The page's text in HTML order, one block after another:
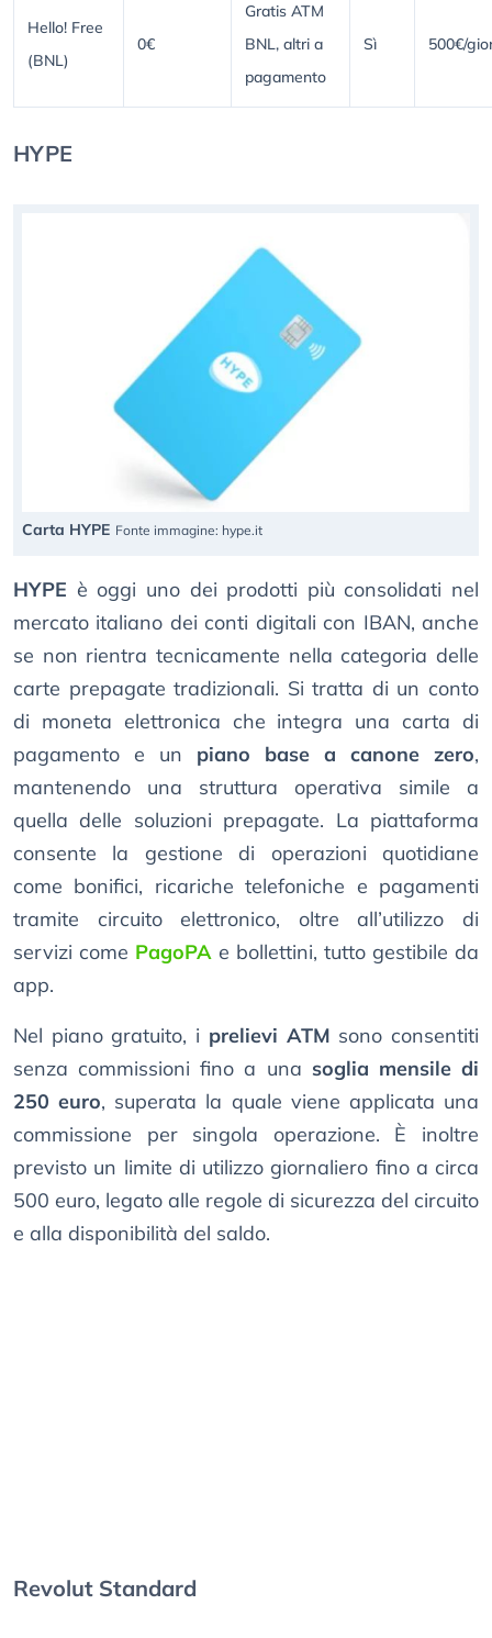
Hello! Free
(BNL)
0€
Gratis ATM
BNL, altri a
pagamento
Sì 500€/
HYPE
Carta HYPE Fonte immagine: hype.it
HYPE è oggi uno dei prodotti più consolidati nel
mercato italiano dei conti digitali con IBAN, anche
se non rientra tecnicamente nella categoria delle
carte prepagate tradizionali. Si tratta di un conto
di moneta elettronica che integra una carta di
pagamento e un piano base a canone zero,
mantenendo una struttura operativa simile a
quella delle soluzioni prepagate. La piattaforma
consente la gestione di operazioni quotidiane
come bonifici, ricariche telefoniche e pagamenti
tramite circuito elettronico, oltre all’utilizzo di
servizi come PagoPA e bollettini, tutto gestibile da
app.
Nel piano gratuito, i prelievi ATM sono consentiti
senza commissioni fino a una soglia mensile di
250 euro, superata la quale viene applicata una
commissione per singola operazione. È inoltre
previsto un limite di utilizzo giornaliero fino a circa
500 euro, legato alle regole di sicurezza del circuito
e alla disponibilità del saldo.
Revolut Standard